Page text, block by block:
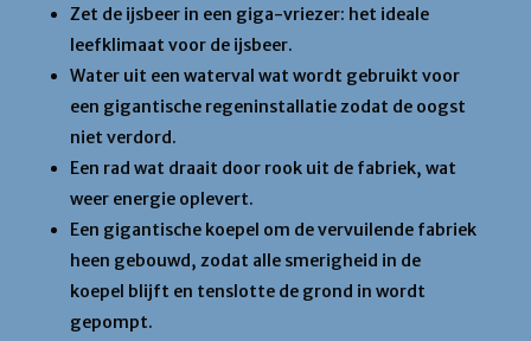
Zet de ijsbeer in een giga-vriezer: het ideale
leefklimaat voor de ijsbeer.
Water uit een waterval wat wordt gebruikt voor
een gigantische regeninstallatie zodat de oogst
niet verdord.
Een rad wat draait door rook uit de fabriek, wat
weer energie oplevert.
Een gigantische koepel om de vervuilende fabriek
heen gebouwd, zodat alle smerigheid in de
koepel blijft en tenslotte de grond in wordt
gepompt.